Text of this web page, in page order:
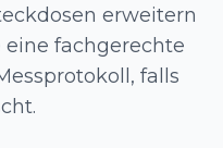
erweitern
eine fachgerechte
falls